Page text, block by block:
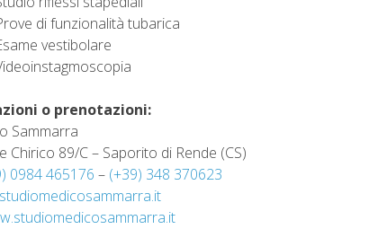
di funzionalità tubarica
vestibolare
o prenotazioni:
Sammarra
Chirico 89/C – Saporito di Rende (CS)
0984 465176 – (+39) 348 370623